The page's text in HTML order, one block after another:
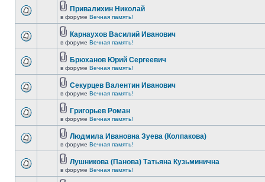
Привалихин Николай
в форуме Вечная память!
Карнаухов Василий Иванович
в форуме Вечная память!
Брюханов Юрий Сергеевич
в форуме Вечная память!
Секурцев Валентин Иванович
в форуме Вечная память!
Григорьев Роман
в форуме Вечная память!
Людмила Ивановна Зуева (Колпакова)
в форуме Вечная память!
Лушникова (Панова) Татьяна Кузьминична
в форуме Вечная память!